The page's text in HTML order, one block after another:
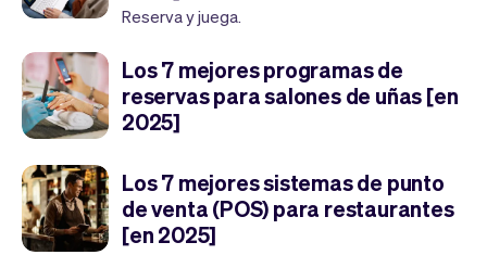
Reserva y juega.
Los 7 mejores programas de
reservas para salones de uñas [en
2025]
Los 7 mejores sistemas de punto
de venta (POS) para restaurantes
[en 2025]